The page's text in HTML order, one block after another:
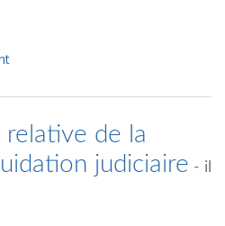
de la
judiciaire - il